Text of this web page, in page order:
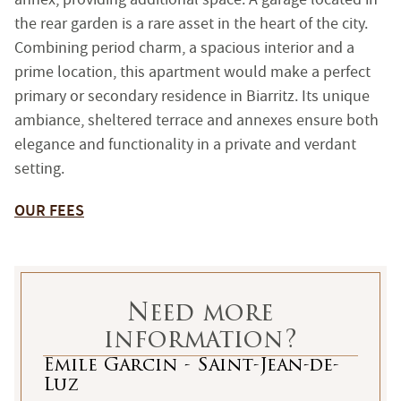
the rear garden is a rare asset in the heart of the city.
Combining period charm, a spacious interior and a
prime location, this apartment would make a perfect
primary or secondary residence in Biarritz. Its unique
ambiance, sheltered terrace and annexes ensure both
elegance and functionality in a private and verdant
setting.
OUR FEES
Need more
information?
Emile Garcin - Saint-Jean-de-
Luz
RCS Tarascon : 483 630 372
Siret : 483 630 372 00033 - Code APE : 6831Z
Numéro individuel d'assujettissement à la TVA : FR 48
Réglementation :
Loi n° 70-9 du 2 janvier 1970 – Décret n° 2005-1315
SARL EMILE GARCIN PROVENCE, titulaire de la carte
Adhérent au Syndicat National des Professionnels
https://recevabilite-mediations.medimmoconso.fr
Aix-en-Provence - Haute-Provence
1 rue du 4 septembre - 13100 Aix-en-Provence